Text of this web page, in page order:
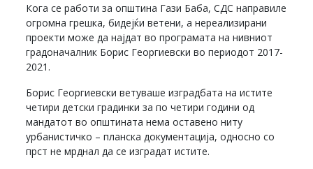
Кога се работи за општина Гази Баба, СДС направиле
огромна грешка, бидејќи ветени, а нереализирани
проекти може да најдат во програмата на нивниот
градоначалник Борис Георгиевски во периодот 2017-
2021.
Борис Георгиевски ветуваше изградбата на истите
четири детски градинки за по четири години од
мандатот во општината нема оставено ниту
урбанистичко – планска документација, односно со
прст не мрднал да се изградат истите.